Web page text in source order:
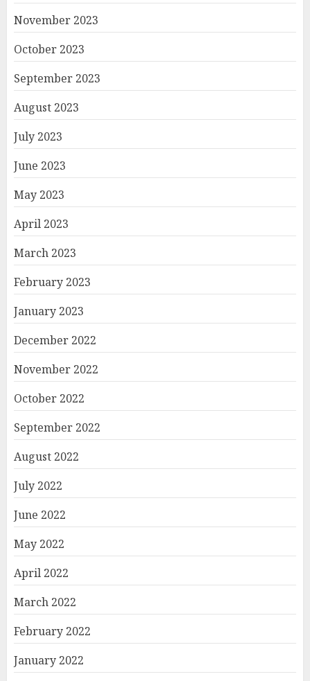
November 2023
October 2023
September 2023
August 2023
July 2023
June 2023
May 2023
April 2023
March 2023
February 2023
January 2023
December 2022
November 2022
October 2022
September 2022
August 2022
July 2022
June 2022
May 2022
April 2022
March 2022
February 2022
January 2022